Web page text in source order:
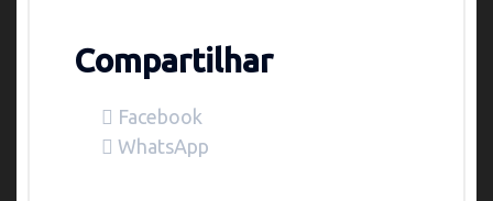
Compartilhar
Facebook
WhatsApp